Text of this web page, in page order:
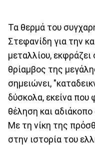
Τα θερμά του
Στεφανίδη για την
μεταλλίου,
θρίαμβος της
σημειώνει,
δύσκολα, εκείνα που
θέληση και
Με τη νίκη της
στην ιστορία του